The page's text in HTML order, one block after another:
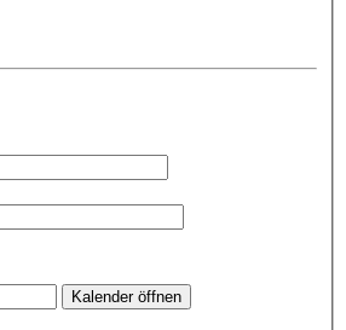
Kalender öffnen